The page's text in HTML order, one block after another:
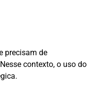
precisam de
contexto, o uso do